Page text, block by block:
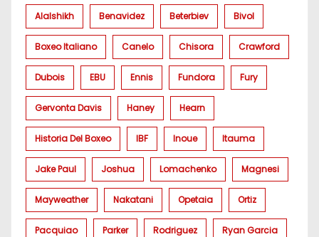
Alalshikh Benavidez Beterbiev Bivol
Boxeo Italiano Canelo Chisora Crawford
Dubois EBU Ennis Fundora Fury
Gervonta Davis Haney Hearn
Historia Del Boxeo IBF Inoue Itauma
Jake Paul Joshua Lomachenko Magnesi
Mayweather Nakatani Opetaia Ortiz
Pacquiao Parker Rodriguez Ryan Garcia